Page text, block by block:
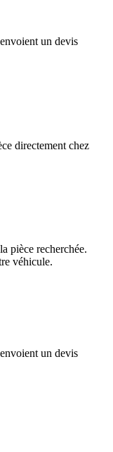
un devis
directement chez
pièce recherchée.
véhicule.
un devis